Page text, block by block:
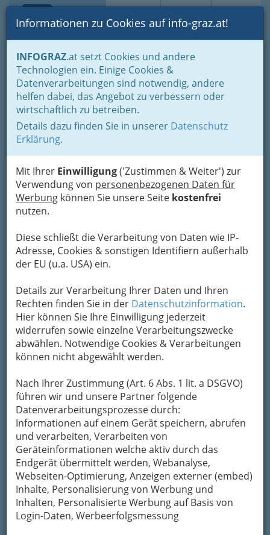
Suche Login Toggle
Informationen zu Cookies auf info-graz.at!
INFOGRAZ.at setzt Cookies und andere
Technologien ein. Einige Cookies &
Datenverarbeitungen sind notwendig, andere
helfen dabei, das Angebot zu verbessern oder
wirtschaftlich zu betreiben.
Details dazu finden Sie in unserer Datenschutz
Erklärung.
Mit Ihrer Einwilligung('Zustimmen & Weiter') zur
Verwendung von personenbezogenen Daten für
Werbung können Sie unsere Seite kostenfrei
nutzen.
Diese schließt die Verarbeitung von Daten wie IP-
Adresse, Cookies & sonstigen Identifiern außerhalb
der EU (u.a. USA) ein.
Details zur Verarbeitung Ihrer Daten und Ihren
Rechten finden Sie in der Datenschutzinformation.
Hier können Sie Ihre Einwilligung jederzeit
widerrufen sowie einzelne Verarbeitungszwecke
abwählen. Notwendige Cookies & Verarbeitungen
können nicht abgewählt werden.
Nach Ihrer Zustimmung (Art. 6 Abs. 1 lit. a DSGVO)
führen wir und unsere Partner folgende
Datenverarbeitungsprozesse durch:
Informationen auf einem Gerät speichern, abrufen
und verarbeiten, Verarbeiten von
Geräteinformationen welche aktiv durch das
Endgerät übermittelt werden, Webanalyse,
Webseiten-Optimierung, Anzeigen externer (embed)
Inhalte, Personalisierung von Werbung und
Inhalten, Personalisierte Werbung auf Basis von
Login-Daten, Werbeerfolgsmessung
Home Branchen
Gastronomie - regional und international
Buschenschenken - Buschenschänken
Buschenschänke nach Orten
Leibnitz
Weingut Karner
Seggauberg 45, 8430 Leibnitz
+43 3452 86 811
+43 3452 86 811 - 4
Karte
Adresse mit Google Maps anschauen
Kontaktaufnahme
Um die Info-Graz Firmenvor Spam-Mails zu
bewahren, verwenden wir an dieser Stelle zur
Übermittlung Ihrer Nachricht ein sicheres
Formular. Ihre Nachricht wird nach dem
Absenden umgehend per Mail an das
Unternehmen Weingut
August u. Maria
ASSIGAL weitergeleitet.
Mein Name
Meine Email Adresse
Mein Betreff